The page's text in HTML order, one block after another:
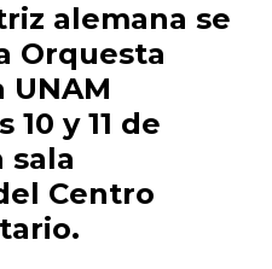
alemana se
Orquesta
UNAM
y 11 de
sala
Centro